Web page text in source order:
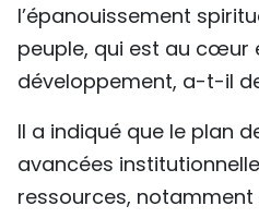
l’épanouissement
peuple, qui est au
développement, a-t-il
Il a indiqué que le plan
avancées
ressources,